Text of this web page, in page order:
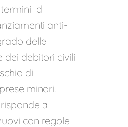
termini di
anti-
delle
dei debitori civili
di
minori.
a
con regole